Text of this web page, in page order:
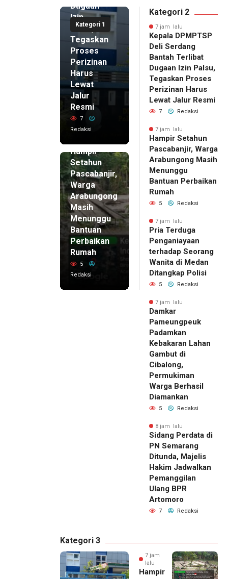
Kategori 1
Dugaan
Izin
Palsu,
Tegaskan
Proses
Perizinan
Harus
Lewat
Jalur
Resmi
7
Redaksi
Hampir
Setahun
Pascabanjir,
Warga
Arabungong
Masih
Menunggu
Bantuan
Perbaikan
Rumah
5
Redaksi
Kategori 2
7 jam lalu
Kepala DPMPTSP
Deli Serdang
Bantah Terlibat
Dugaan Izin Palsu,
Tegaskan Proses
Perizinan Harus
Lewat Jalur Resmi
7 Redaksi
7 jam lalu
Hampir Setahun
Pascabanjir, Warga
Arabungong Masih
Menunggu
Bantuan Perbaikan
Rumah
5 Redaksi
7 jam lalu
Pria Terduga
Penganiayaan
terhadap Seorang
Wanita di Medan
Ditangkap Polisi
5 Redaksi
7 jam lalu
Damkar
Pameungpeuk
Padamkan
Kebakaran Lahan
Gambut di
Cibalong,
Permukiman
Warga Berhasil
Diamankan
5 Redaksi
8 jam lalu
Sidang Perdata di
PN Semarang
Ditunda, Majelis
Hakim Jadwalkan
Pemanggilan
Ulang BPR
Artomoro
7 Redaksi
Kategori 3
7 jam
lalu
Hampir